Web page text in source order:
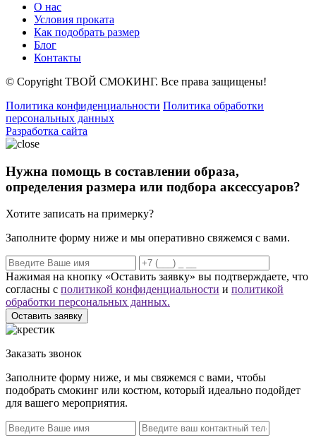
О нас
Условия проката
Как подобрать размер
Блог
Контакты
© Copyright ТВОЙ СМОКИНГ. Все права защищены!
Политика конфиденциальности Политика обработки
персональных данных
Разработка сайта
Нужна помощь в составлении образа,
определения размера или подбора аксессуаров?
Хотите записать на примерку?
Заполните форму ниже и мы оперативно свяжемся с вами.
Нажимая на кнопку «Оставить заявку» вы подтверждаете, что
согласны с политикой конфиденциальности и политикой
обработки персональных данных.
Оставить заявку
Заказать звонок
Заполните форму ниже, и мы свяжемся с вами, чтобы
подобрать смокинг или костюм, который идеально подойдет
для вашего мероприятия.